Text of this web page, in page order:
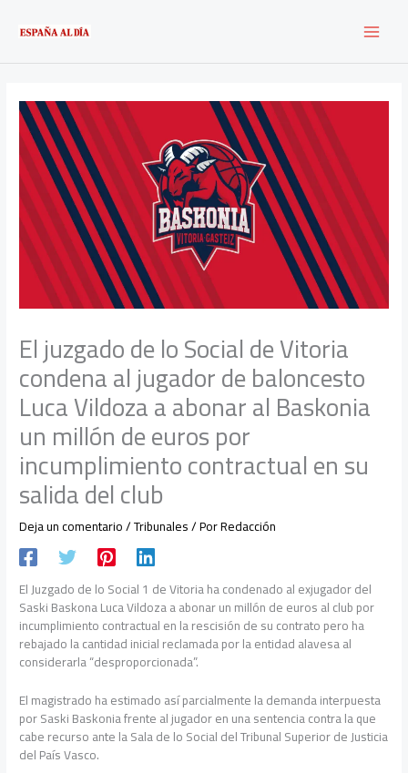
contenido
El juzgado de lo Social de Vitoria
condena al jugador de baloncesto
Luca Vildoza a abonar al Baskonia
un millón de euros por
incumplimiento contractual en su
salida del club
Deja un comentario/Tribunales/ PorRedacción
El Juzgado de lo Social 1 de Vitoria ha condenado al exjugador del
Saski Baskona Luca Vildoza a abonar un millón de euros al club por
incumplimiento contractual en la rescisión de su contrato pero ha
rebajado la cantidad inicial reclamada por la entidad alavesa al
considerarla “desproporcionada”.
El magistrado ha estimado así parcialmente la demanda interpuesta
por Saski Baskonia frente al jugador en una sentencia contra la que
cabe recurso ante la Sala de lo Social del Tribunal Superior de Justicia
del País Vasco.